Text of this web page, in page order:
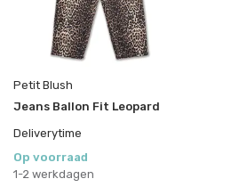
Petit Blush
Jeans Ballon Fit Leopard
Deliverytime
Op voorraad
1-2 werkdagen